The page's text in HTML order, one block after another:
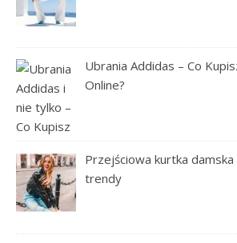
Ubrania Addidas – Co
Online?
Przejściowa kurtka
trendy